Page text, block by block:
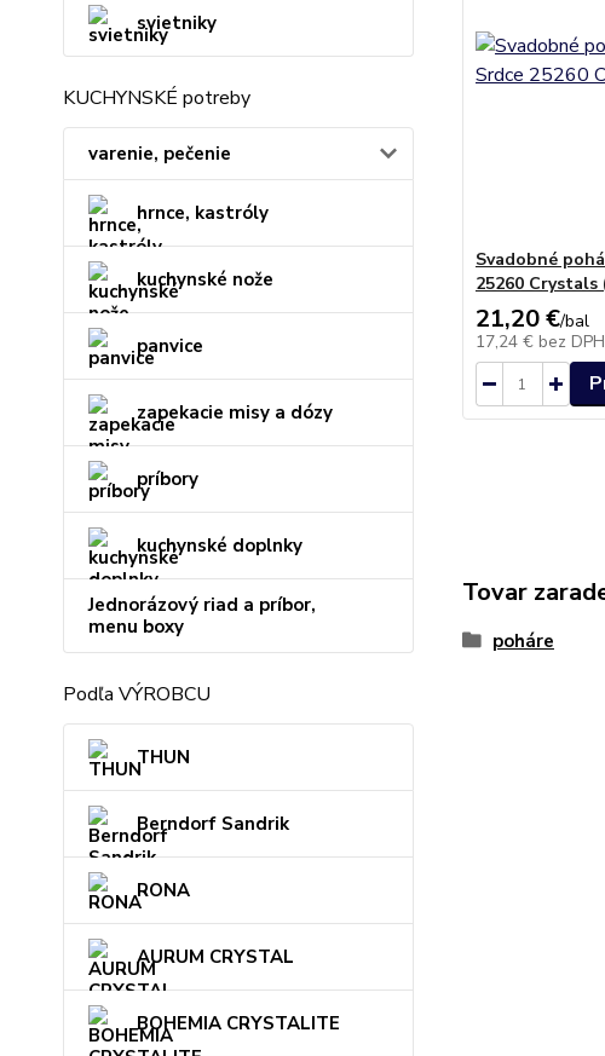
svietniky
KUCHYNSKÉ potreby
varenie, pečenie
hrnce, kastróly
kuchynské nože
panvice
zapekacie misy a dózy
príbory
kuchynské doplnky
Jednorázový riad a príbor,
menu boxy
Podľa VÝROBCU
THUN
Berndorf Sandrik
RONA
AURUM CRYSTAL
BOHEMIA CRYSTALITE
Svadobné
25260 Crystals
21,20 €/bal
17,24 € bez DPH
Tovar
poháre